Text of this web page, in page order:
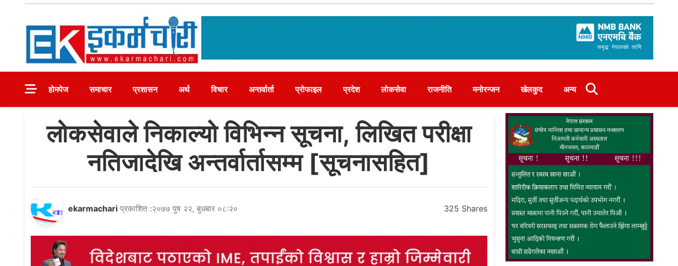
होमपेज
समाचार प्रशासन अर्थ विचार अन्तर्वार्ता प्रोफाइल प्रदेश लोकसेवा राजनीति मनोरन्जन खेलकुद अन्य
लोकसेवाले निकाल्यो विभिन्न सूचना, लिखित परीक्षा
नतिजादेखि अन्तर्वार्तासम्म [सूचनासहित]
ekarmachari प्रकाशित :२०७७ पुष २२, बुधबार ०८:२० 325 Shares